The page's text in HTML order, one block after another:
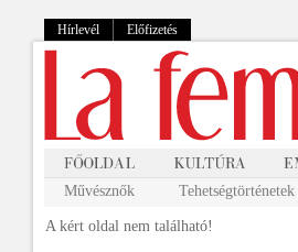
Hírlevél Előfizetés
Művésznők Tehetségtörténetek
A kért oldal nem található!